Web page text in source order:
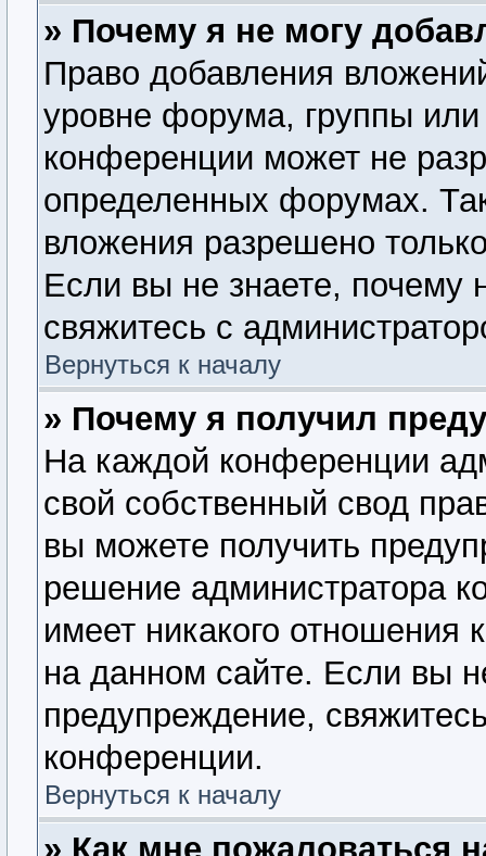
» Почему я не могу
Право добавления
уровне форума, группы
конференции может не
определенных форумах.
вложения разрешено
Если вы не знаете, почему
свяжитесь с
Вернуться к началу
» Почему я получил
На каждой конференции
свой собственный свод
вы можете получить
решение администратора
имеет никакого
на данном сайте. Если вы
предупреждение,
конференции.
Вернуться к началу